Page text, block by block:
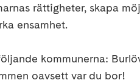
rättigheter, skapa
ensamhet.
kommunerna:
oavsett var du bor!